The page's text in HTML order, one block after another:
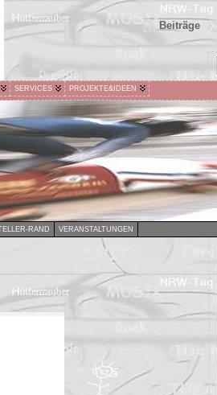
Beiträge
SERVICES PROJEKTE&IDEEN
RAND VERANSTALTUNGEN